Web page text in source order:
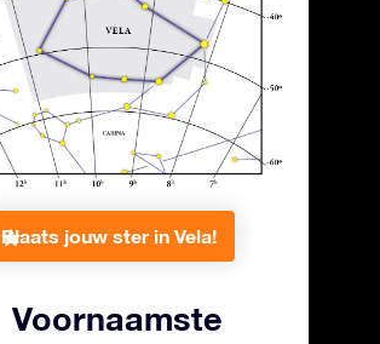
Plaats jouw ster in Vela!
Voornaamste